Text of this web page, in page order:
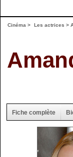
Cinéma > Les actrices >
Fiche complète